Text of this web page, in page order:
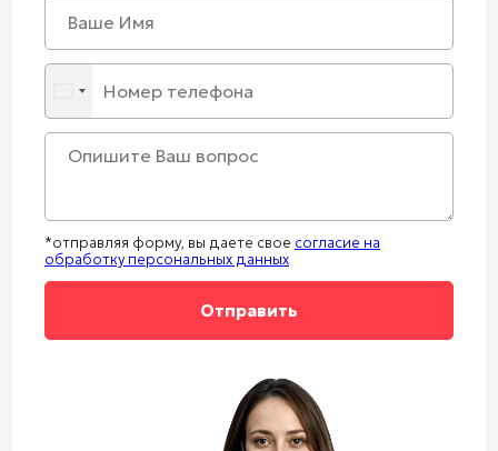
*отправляя форму, вы даете свое согласие на
обработку персональных данных